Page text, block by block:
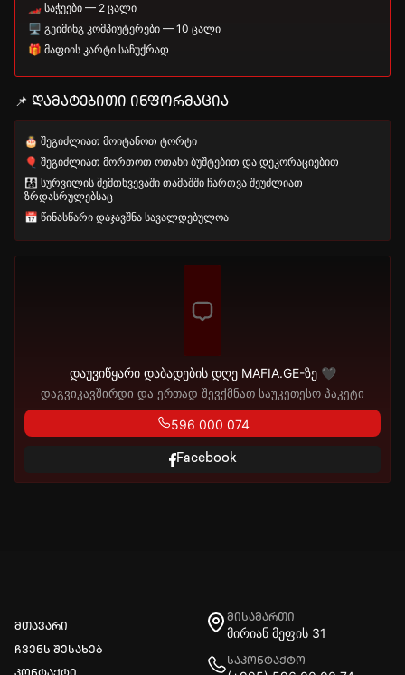
🏎️ საჭეები — 2 ცალი
🖥️ გეიმინგ კომპიუტერები — 10 ცალი
🎁 მაფიის კარტი საჩუქრად
📌 დამატებითი ინფორმაცია
🎂 შეგიძლიათ მოიტანოთ ტორტი
🎈 შეგიძლიათ მორთოთ ოთახი ბუშტებით და დეკორაციებით
👨‍👩‍👧 სურვილის შემთხვევაში თამაშში ჩართვა შეუძლიათ
ზრდასრულებსაც
📅 წინასწარი დაჯავშნა სავალდებულოა
დაუვიწყარი დაბადების დღე MAFIA.GE-ზე 🖤
დაგვიკავშირდი და ერთად შევქმნათ საუკეთესო პაკეტი
596 000 074
Facebook
მთავარი
ჩვენს შესახებ
მისამართი
მირიან მეფის 31
საკონტაქტო